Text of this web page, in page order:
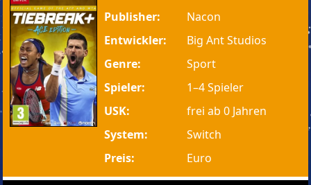
Publisher:
Nacon
Entwickler:
Big Ant Studios
Genre:
Sport
Spieler:
1–4 Spieler
USK:
frei ab 0 Jahren
System:
Switch
Preis:
Euro